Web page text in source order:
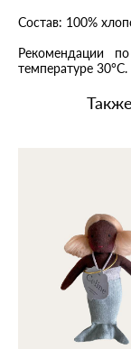
Состав: 100%
Рекомендации
температуре 30°С.